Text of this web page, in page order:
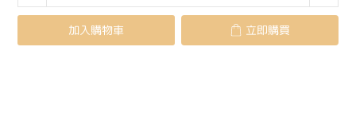
加入購物車 立即購買